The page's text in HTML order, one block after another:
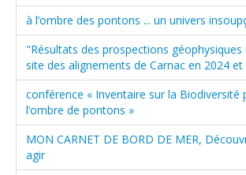
à l’ombre des pontons ... un univers
"Résultats des prospections géophysiques
site des alignements de Carnac en 2024 et
conférence « Inventaire sur la Biodiversité
l’ombre de pontons »
MON CARNET DE BORD DE MER,
agir